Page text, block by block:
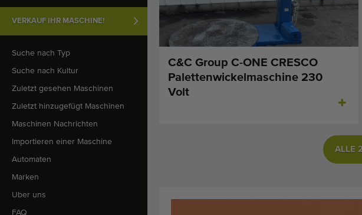
VERKAUF IHR MASCHINE!
Suche nach Typ
Suche nach Kultur
Zuletzt gesehen Maschinen
Zuletzt hinzugefügt Maschinen
Maschinen Nachrichten
Importieren einer Maschine
Automaten
Marken
Uber uns
FAQ
C&C Group C-ONE CRESCO
Palettenwickelmaschine 230
Volt
ALLE